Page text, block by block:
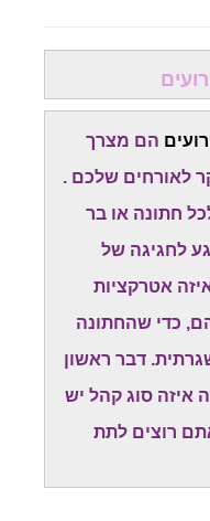
הם מצרך
לאורחים שלכם .
חתונה או בר
לחגיגה של
אטרקציות
כדי שהחתונה
דבר ראשון
איזה סוג קהל יש
רוצים לתת